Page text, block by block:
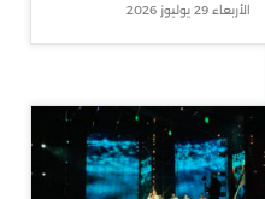
الأربعاء 29 يوليوز 2026